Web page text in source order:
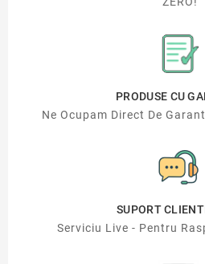
PRODUSE CU
Ne Ocupam Direct De
SUPORT
Serviciu Live - Pentru